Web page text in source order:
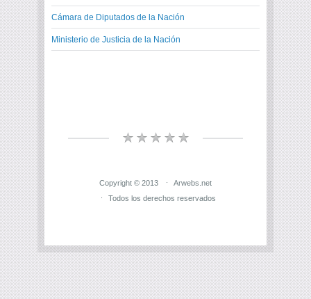
Cámara de Diputados de la Nación
Ministerio de Justicia de la Nación
Copyright © 2013
Arwebs.net
Todos los derechos reservados